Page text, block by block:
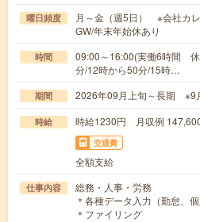
曜日頻度
月～金（週5日） ※会社カレ
GW/年末年始休あり
時間
09:00～16:00(実働6時間
分/12時から50分/15時…
期間 2026年09月上旬～長期 ※9
時給 時給1230円 月収例
交通費
全額支給
仕事内容
総務・人事・労務
＊各種データ入力（勤怠、
＊ファイリング